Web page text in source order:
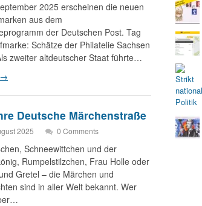
2025 erscheinen die neuen
aus dem
der Deutschen Post. Tag
Schätze der Philatelie Sachsen
zweiter altdeutscher Staat führte…
→
Deutsche Märchenstraße
2025 0 Comments
Schneewittchen und der
Rumpelstilzchen, Frau Holle oder
Gretel – die Märchen und
sind in aller Welt bekannt. Wer